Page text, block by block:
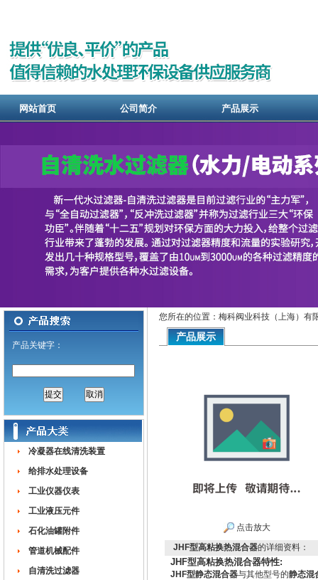
网站首页 公司简介 产品展示
产品关键字：
冷凝器在线清洗装置
给排水处理设备
工业仪器仪表
工业液压元件
石化油罐附件
管道机械配件
自清洗过滤器
您所在的位置：梅科阀业科技（上海）有
产品展示
点击放大
JHF型高粘换热混合器的详细资料：
JHF型高粘换热混合器特性:
JHF型静态混合器与其他型号的静态混